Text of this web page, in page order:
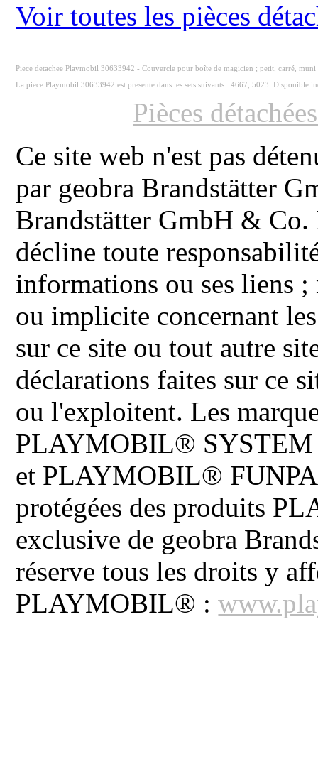
Voir toutes les pièces
Piece detachee Playmobil 30633942 - Couvercle pour boîte de magicien ; petit, carré,
La piece Playmobil 30633942 est presente dans les sets suivants : 4667, 5023. Disponible
Pièces
Ce site web n'est pas
par geobra Brandstätter
Brandstätter GmbH & Co.
décline toute
informations ou ses liens ;
ou implicite concernant
sur ce site ou tout autre
déclarations faites sur ce
ou l'exploitent. Les
PLAYMOBIL®
et PLAYMOBIL®
protégées des produits
exclusive de geobra
réserve tous les droits y
PLAYMOBIL® :